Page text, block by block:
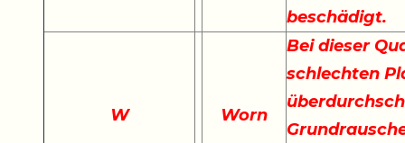
beschädigt.
W Worn
Bei dieser
schlechten